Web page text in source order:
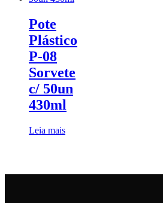
Pote
Plástico
P-08
Sorvete
c/ 50un
430ml
Leia mais